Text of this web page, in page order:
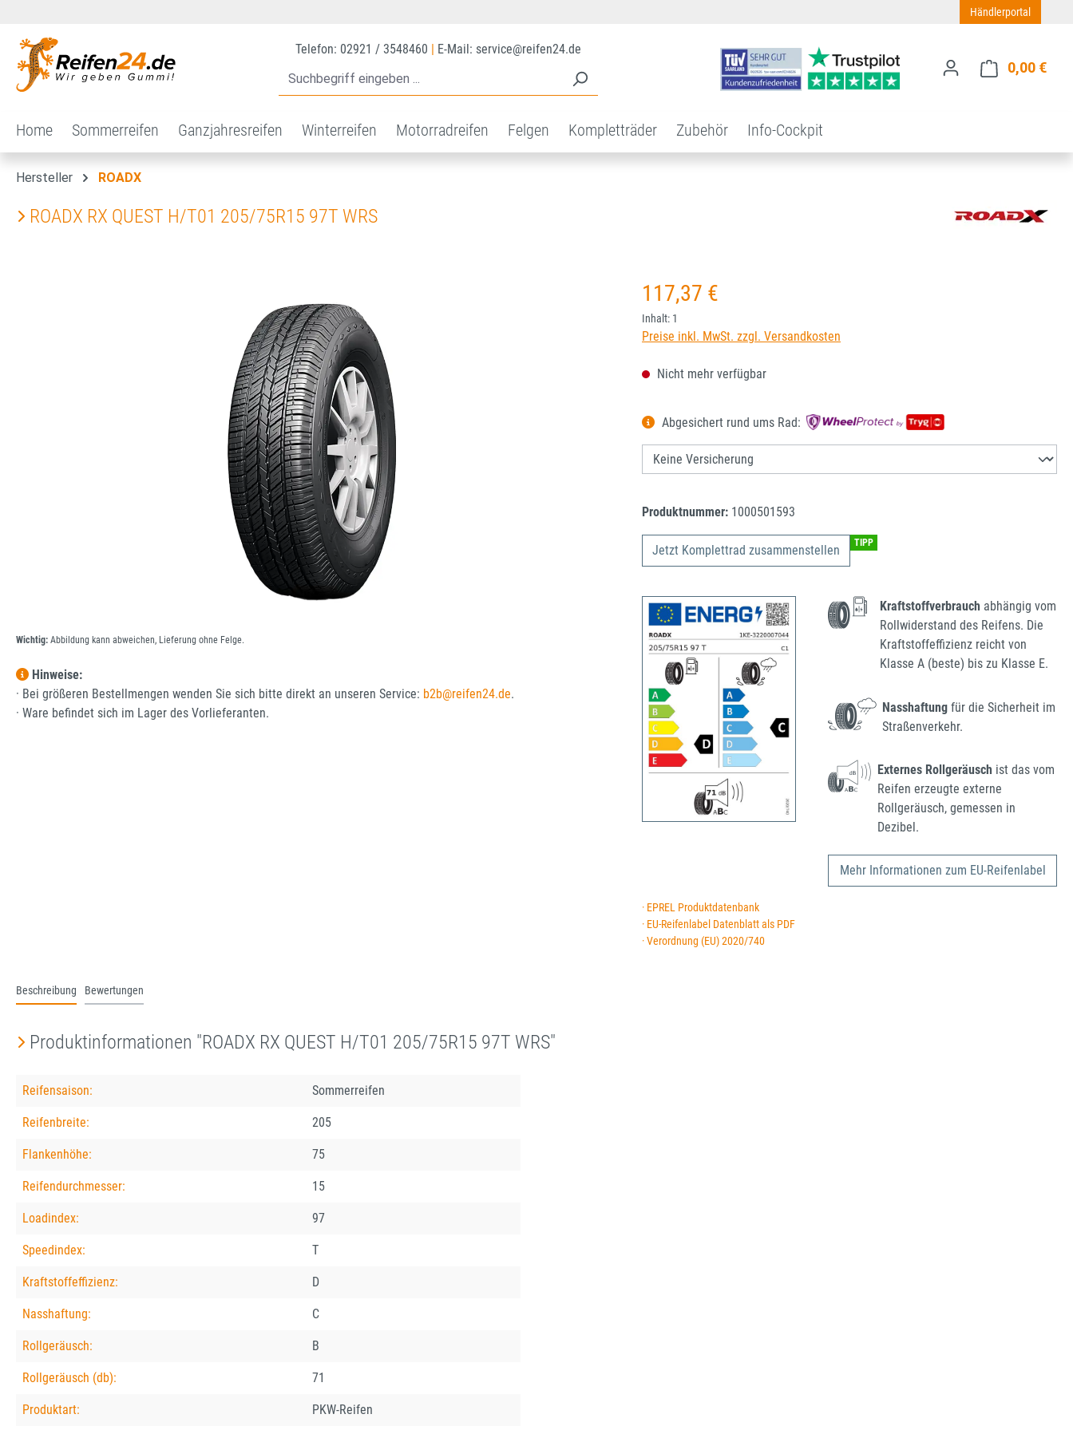
Händlerportal
Telefon: 02921 / 3548460 E-Mail: service@reifen24.de
0,00 €
Home Sommerreifen Ganzjahresreifen Winterreifen Motorradreifen Felgen Kompletträder Zubehör Info-Cockpit
Hersteller ROADX
ROADX RX QUEST H/T01 205/75R15 97T WRS
Wichtig: Abbildung kann abweichen, Lieferung ohne Felge.
Hinweise:
· Bei größeren Bestellmengen wenden Sie sich bitte direkt an unseren Service: b2b@reifen24.de.
· Ware befindet sich im Lager des Vorlieferanten.
Regulärer Preis:
117,37 €
Inhalt: 1
Preise inkl. MwSt. zzgl. Versandkosten
Nicht mehr verfügbar
Abgesichert rund ums Rad:
Produktnummer: 1000501593
Jetzt Komplettrad zusammenstellen TIPP
Kraftstoffverbrauch abhängig vom
Rollwiderstand des Reifens. Die
Kraftstoffeffizienz reicht von
Klasse A (beste) bis zu Klasse E.
Nasshaftung für die Sicherheit im
Straßenverkehr.
Externes Rollgeräusch ist das vom
Reifen erzeugte externe
Rollgeräusch, gemessen in
Dezibel.
Mehr Informationen zum EU-Reifenlabel
· EPREL Produktdatenbank
· EU-Reifenlabel Datenblatt als PDF
· Verordnung (EU) 2020/740
Beschreibung Bewertungen
Produktinformationen "ROADX RX QUEST H/T01 205/75R15 97T WRS"
Reifensaison: Sommerreifen
Reifenbreite: 205
Flankenhöhe: 75
Reifendurchmesser: 15
Loadindex: 97
Speedindex: T
Kraftstoffeffizienz: D
Nasshaftung: C
Rollgeräusch: B
Rollgeräusch (db): 71
Produktart: PKW-Reifen